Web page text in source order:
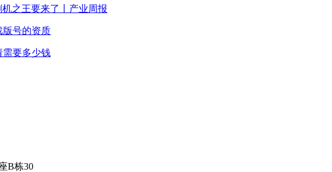
之王要来了丨产业周报
版号的资质
需要多少钱
B栋30